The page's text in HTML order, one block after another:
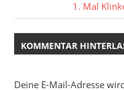
Nächster
Beitrag:
1. Mal
KOMMENTAR
Deine E-Mail-Adresse